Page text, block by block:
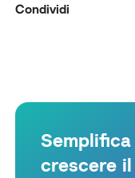
Condividi
crescere